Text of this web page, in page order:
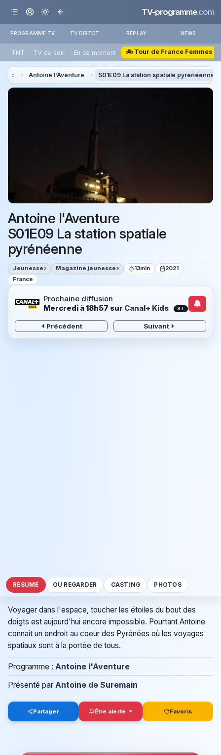
TV-programme.com
PROGRAMME TV TV DIRECT REPLAY NEWS
TNT TV ce soir En ce moment 🚲 Tour de France Femmes
Antoine l'Aventure S01E09 La station spatiale pyrénéenne
Antoine l'Aventure
S01E09 La station spatiale
pyrénéenne
Jeunesse Magazine jeunesse 13min
2021
France
Prochaine diffusion
Mercredi à 18h57 sur Canal+ Kids ST
Précédent Suivant
RÉSUMÉ OÙ REGARDER CASTING PHOTOS
Voyager dans l'espace, toucher les étoiles du bout des
doigts est aujourd'hui encore impossible. Pourtant Antoine
connait un endroit au coeur des Pyrénées où les voyages
spatiaux sont à la portée de tous.
Programme : Antoine l'Aventure
Présenté par Antoine de Suremain
Partager Être alerté Favoris